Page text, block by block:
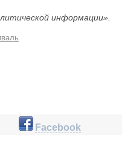
информации».
Facebook